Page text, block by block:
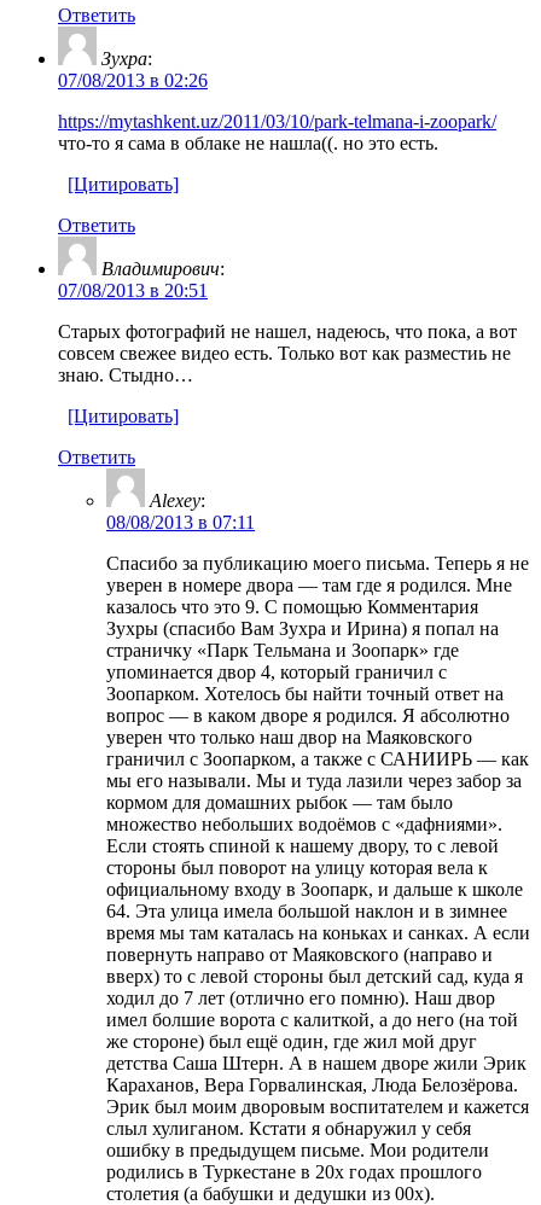
Ответить
Зухра:
07/08/2013 в 02:26
https://mytashkent.uz/2011/03/10/park-telmana-i-zoopark/
что-то я сама в облаке не нашла((. но это есть.
[Цитировать]
Ответить
Владимирович:
07/08/2013 в 20:51
Старых фотографий не нашел, надеюсь, что пока, а вот
совсем свежее видео есть. Только вот как разместиь не
знаю. Стыдно…
[Цитировать]
Ответить
Alexey:
08/08/2013 в 07:11
Спасибо за публикацию моего письма. Теперь я не
уверен в номере двора — там где я родился. Мне
казалось что это 9. С помощью Комментария
Зухры (спасибо Вам Зухра и Ирина) я попал на
страничку «Парк Тельмана и Зоопарк» где
упоминается двор 4, который граничил с
Зоопарком. Хотелось бы найти точный ответ на
вопрос — в каком дворе я родился. Я абсолютно
уверен что только наш двор на Маяковского
граничил с Зоопарком, а также с САНИИРЬ — как
мы его называли. Мы и туда лазили через забор за
кормом для домашних рыбок — там было
множество небольших водоёмов с «дафниями».
Если стоять спиной к нашему двору, то с левой
стороны был поворот на улицу которая вела к
официальному входу в Зоопарк, и дальше к школе
64. Эта улица имела большой наклон и в зимнее
время мы там каталась на коньках и санках. А если
повернуть направо от Маяковского (направо и
вверх) то с левой стороны был детский сад, куда я
ходил до 7 лет (отлично его помню). Наш двор
имел болшие ворота с калиткой, а до него (на той
же стороне) был ещё один, где жил мой друг
детства Саша Штерн. А в нашем дворе жили Эрик
Караханов, Вера Горвалинская, Люда Белозёрова.
Эрик был моим дворовым воспитателем и кажется
слыл хулиганом. Кстати я обнаружил у себя
ошибку в предыдущем письме. Мои родители
родились в Туркестане в 20х годах прошлого
столетия (а бабушки и дедушки из 00х).